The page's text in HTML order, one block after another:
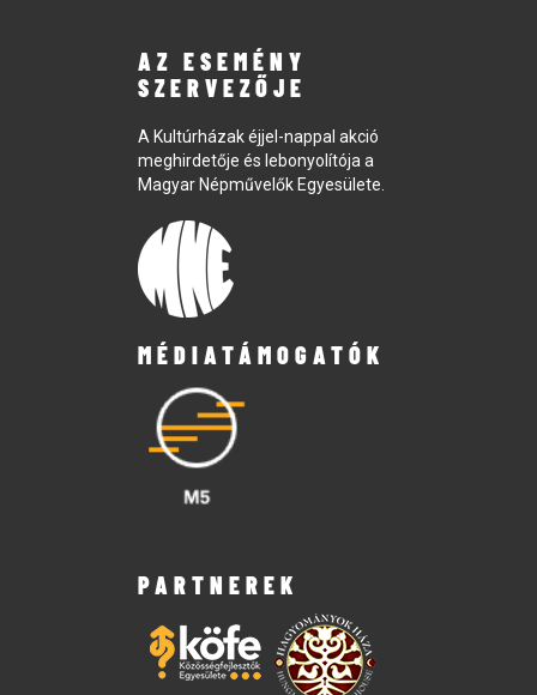
AZ ESEMÉNY
SZERVEZŐJE
A Kultúrházak éjjel-nappal akció
meghirdetője és lebonyolítója a
Magyar Népművelők Egyesülete.
MÉDIATÁMOGATÓK
PARTNEREK